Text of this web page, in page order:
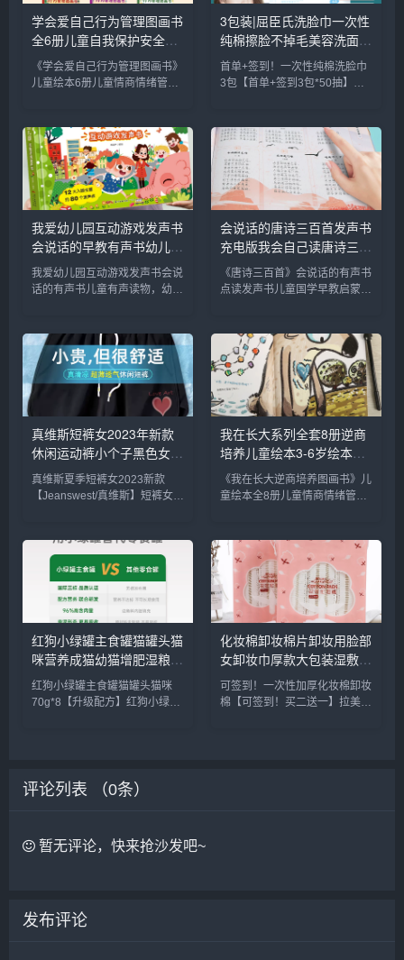
学会爱自己行为管理图画书
全6册儿童自我保护安全教
育绘本幼儿园早教书安全意
识启蒙宝宝睡前故事书儿童
《学会爱自己行为管理图画书》
儿童绘本6册儿童情商情绪管
图精美，专为0-9岁学前幼儿园
宝贝贴心设计，解决父母早教难
题，把握孩子成长关键期，培养
好习...
3包装|屈臣氏洗脸巾一次性
纯棉擦脸不掉毛美容洗面巾
脸卸妆巾加厚_彩妆/香水/
美妆工具
首单+签到！一次性纯棉洗脸巾
3包【首单+签到3包*50抽】一
日常擦手、卸妆擦脸很方便，孕
婴都可用3包装|屈臣氏洗脸巾一
次性纯棉擦脸不掉毛美容洗面...
我爱幼儿园互动游戏发声书
会说话的早教有声书幼儿手
指点读发声书有声读物1-2-
3岁宝宝学说话书本适合一
我爱幼儿园互动游戏发声书会说
话的有声书儿童有声读物，幼儿
事书，精美盒装，带数据线可充
电，点读即可发声。内容生动有
趣，宝妈必备亲子读物，提升宝
宝动...
会说话的唐诗三百首发声书
充电版我会自己读唐诗三百
首彩图注音版3-6-8岁幼儿
早教点读发声书完整版300
《唐诗三百首》会说话的有声书
点读发声书儿童国学早教启蒙益
大版本，硬皮精装版，点读即可
发声。内容生动有趣，宝妈必备
亲子读物，提升宝宝动手动脑能
力，...
真维斯短裤女2023年新款
休闲运动裤小个子黑色女裤
夏季薄款裤子C_女装/女士
精品
真维斯夏季短裤女2023新款
【Jeanswest/真维斯】短裤女
宝藏神裤，自带酷酷的时髦味，
小粗腿救星~采用环保印染工
艺，水洗不掉色，不缩水！...
我在长大系列全套8册逆商
培养儿童绘本3-6岁绘本阅
读幼儿园中班大班儿童书籍
儿童情绪管理与逆商培养绘
《我在长大逆商培养图画书》儿
童绘本全8册儿童情商情绪管
全彩印刷，插图精美，专为0-9
岁学前幼儿园宝贝贴心设计，宝
妈必备睡前故事书，把握孩子成
长关键...
红狗小绿罐主食罐猫罐头猫
咪营养成猫幼猫增肥湿粮零
食70g*8_宠物/宠物食品及
用品
红狗小绿罐主食罐猫罐头猫咪
70g*8【升级配方】红狗小绿罐
红狗小绿罐主食罐猫罐头猫咪营
养成...
化妆棉卸妆棉片卸妆用脸部
女卸妆巾厚款大包装湿敷棉
专用拍爽肤水_彩妆/香水/
美妆工具
可签到！一次性加厚化妆棉卸妆
棉【可签到！买二送一】拉美拉
评论列表 （0条）
暂无评论，快来抢沙发吧~
发布评论